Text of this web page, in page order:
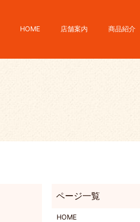
HOME 店舗案内 商品紹介
HOME